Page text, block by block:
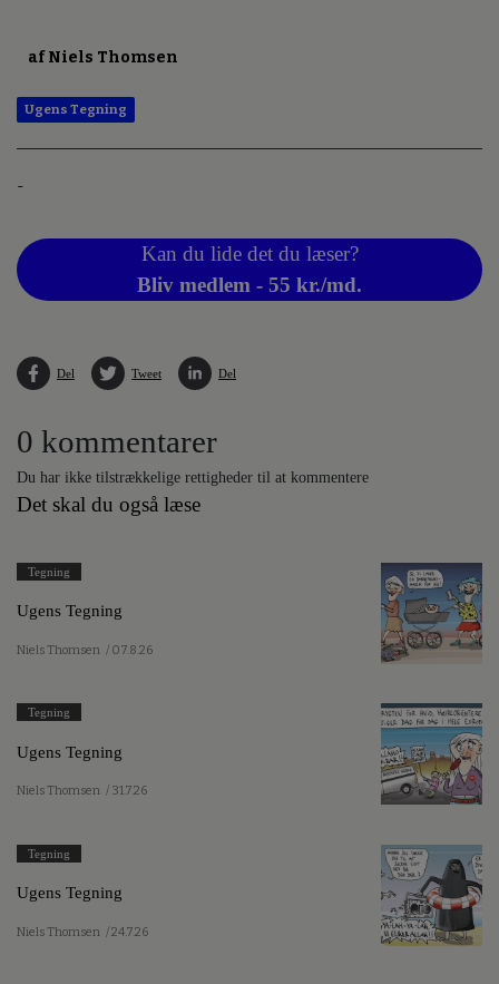
af Niels Thomsen
Ugens Tegning
-
Kan du lide det du læser?
Bliv medlem - 55 kr./md.
Del Tweet Del
0 kommentarer
Du har ikke tilstrækkelige rettigheder til at kommentere
Det skal du også læse
Tegning
Ugens Tegning
Niels Thomsen / 07.8.26
Tegning
Ugens Tegning
Niels Thomsen / 31.7.26
Tegning
Ugens Tegning
Niels Thomsen / 24.7.26